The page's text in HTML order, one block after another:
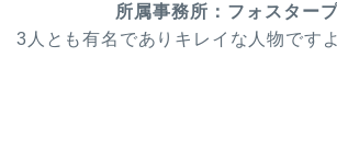
所属事務所：フォスター
3人とも有名でありキレイな人物ですよ